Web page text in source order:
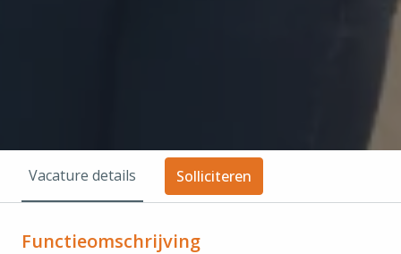
Vacature details Solliciteren
Functieomschrijving